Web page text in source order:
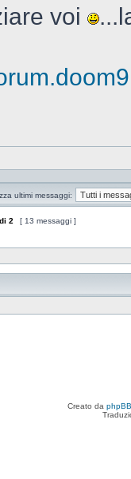
voi
ultimi messaggi:
di 2 [ 13 messaggi ]
Creato da phpBB